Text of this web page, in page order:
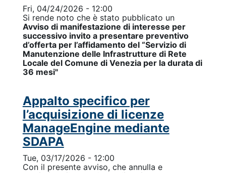
Fri, 04/24/2026 - 12:00
Si rende noto che è stato pubblicato un
Avviso di manifestazione di interesse per
successivo invito a presentare preventivo
d’offerta per l’affidamento del “Servizio di
Manutenzione delle Infrastrutture di Rete
Locale del Comune di Venezia per la durata di
36 mesi"
Appalto specifico per
l’acquisizione di licenze
ManageEngine mediante
SDAPA
Tue, 03/17/2026 - 12:00
Con il presente avviso, che annulla e